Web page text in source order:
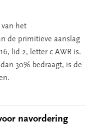
het
de primitieve aanslag
lid 2, letter c AWR is.
30% bedraagt, is de
navordering